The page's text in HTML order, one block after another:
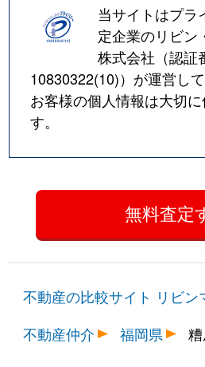
当サイトはプラ
定企業のリビン
株式会社（認証
10830322(10)）が運営して
お客様の個人情報は大切
す。
不動産の比較サイト リビン
不動産仲介
福岡県